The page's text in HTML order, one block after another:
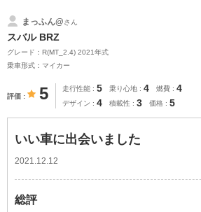
まっふん@さん
スバル BRZ
グレード：R(MT_2.4) 2021年式
乗車形式：マイカー
評価 5 走行性能 5 乗り心地 4 燃費 4
デザイン 4 積載性 3 価格 5
いい車に出会いました
2021.12.12
総評